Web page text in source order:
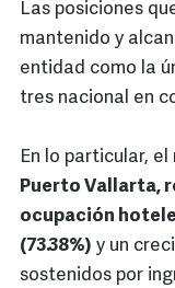
Las posiciones
mantenido y
entidad como la
tres nacional en
En lo particular,
Puerto Vallarta,
ocupación
(73.38%) y un
sostenidos por